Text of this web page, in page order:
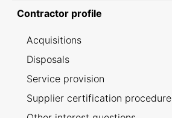
Contractor profile
Acquisitions
Disposals
Service provision
Supplier certification procedure